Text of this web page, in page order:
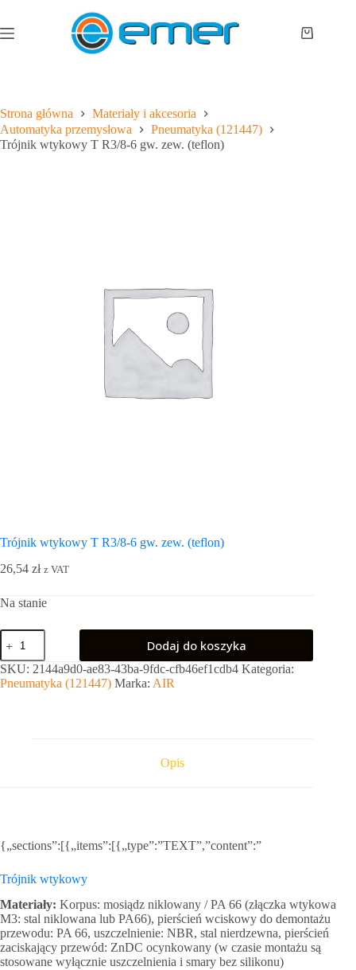
treści
Koszyk
Strona główna
Materiały i akcesoria
Automatyka przemysłowa
Pneumatyka (121447)
Trójnik wtykowy T R3/8-6 gw. zew. (teflon)
Trójnik wtykowy T R3/8-6 gw. zew. (teflon)
26,54 zł z VAT
Na stanie
ilość
Trójnik
wtykowy
T
R3/8-
Dodaj do koszyka
SKU: 2144a9d0-ae83-43ba-9fdc-cfb46ef1cdb4 Kategoria:
Pneumatyka (121447) Marka: AIR
Opis
{„sections”:[{„items”:[{„type”:”TEXT”,”content”:”
Trójnik wtykowy
Materiały: Korpus: mosiądz niklowany / PA 66 (złączka wtykowa
M3: stal niklowana lub PA66), pierścień wciskowy do demontażu
przewodu: PA 66, uszczelnienie: NBR, stal nierdzewna, pierścień
zaciskający przewód: ZnDC ocynkowany (w czasie montażu są
stosowane wyłącznie uszczelnienia i smary bez silikonu)